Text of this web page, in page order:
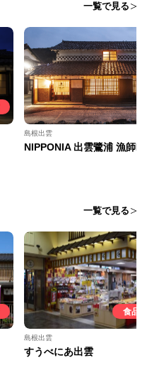
一覧で見る
島根出雲
NIPPONIA 出雲鷺浦 漁師町
一覧で見る
食品
島根出雲
すうべにあ出雲